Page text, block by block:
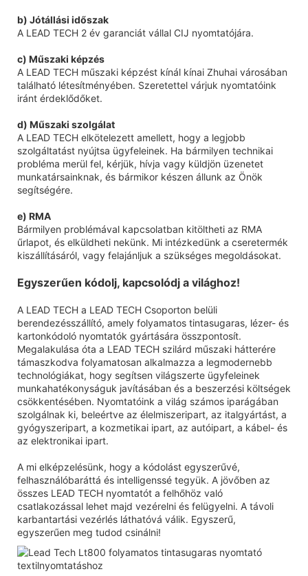
b) Jótállási időszak
A LEAD TECH 2 év garanciát vállal CIJ nyomtatójára.
c) Műszaki képzés
A LEAD TECH műszaki képzést kínál kínai Zhuhai városában
található létesítményében. Szeretettel várjuk nyomtatóink
iránt érdeklődőket.
d) Műszaki szolgálat
A LEAD TECH elkötelezett amellett, hogy a legjobb
szolgáltatást nyújtsa ügyfeleinek. Ha bármilyen technikai
probléma merül fel, kérjük, hívja vagy küldjön üzenetet
munkatársainknak, és bármikor készen állunk az Önök
segítségére.
e) RMA
Bármilyen problémával kapcsolatban kitöltheti az RMA
űrlapot, és elküldheti nekünk. Mi intézkedünk a cseretermék
kiszállításáról, vagy felajánljuk a szükséges megoldásokat.
Egyszerűen kódolj, kapcsolódj a világhoz!
A LEAD TECH a LEAD TECH Csoporton belüli
berendezésszállító, amely folyamatos tintasugaras, lézer- és
kartonkódoló nyomtatók gyártására összpontosít.
Megalakulása óta a LEAD TECH szilárd műszaki hátterére
támaszkodva folyamatosan alkalmazza a legmodernebb
technológiákat, hogy segítsen világszerte ügyfeleinek
munkahatékonyságuk javításában és a beszerzési költségek
csökkentésében. Nyomtatóink a világ számos iparágában
szolgálnak ki, beleértve az élelmiszeripart, az italgyártást, a
gyógyszeripart, a kozmetikai ipart, az autóipart, a kábel- és
az elektronikai ipart.
A mi elképzelésünk, hogy a kódolást egyszerűvé,
felhasználóbaráttá és intelligenssé tegyük. A jövőben az
összes LEAD TECH nyomtatót a felhőhöz való
csatlakozással lehet majd vezérelni és felügyelni. A távoli
karbantartási vezérlés láthatóvá válik. Egyszerű,
egyszerűen meg tudod csinálni!